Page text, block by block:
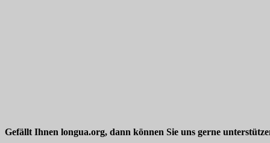
Gefällt Ihnen longua.org, dann können Sie uns gerne